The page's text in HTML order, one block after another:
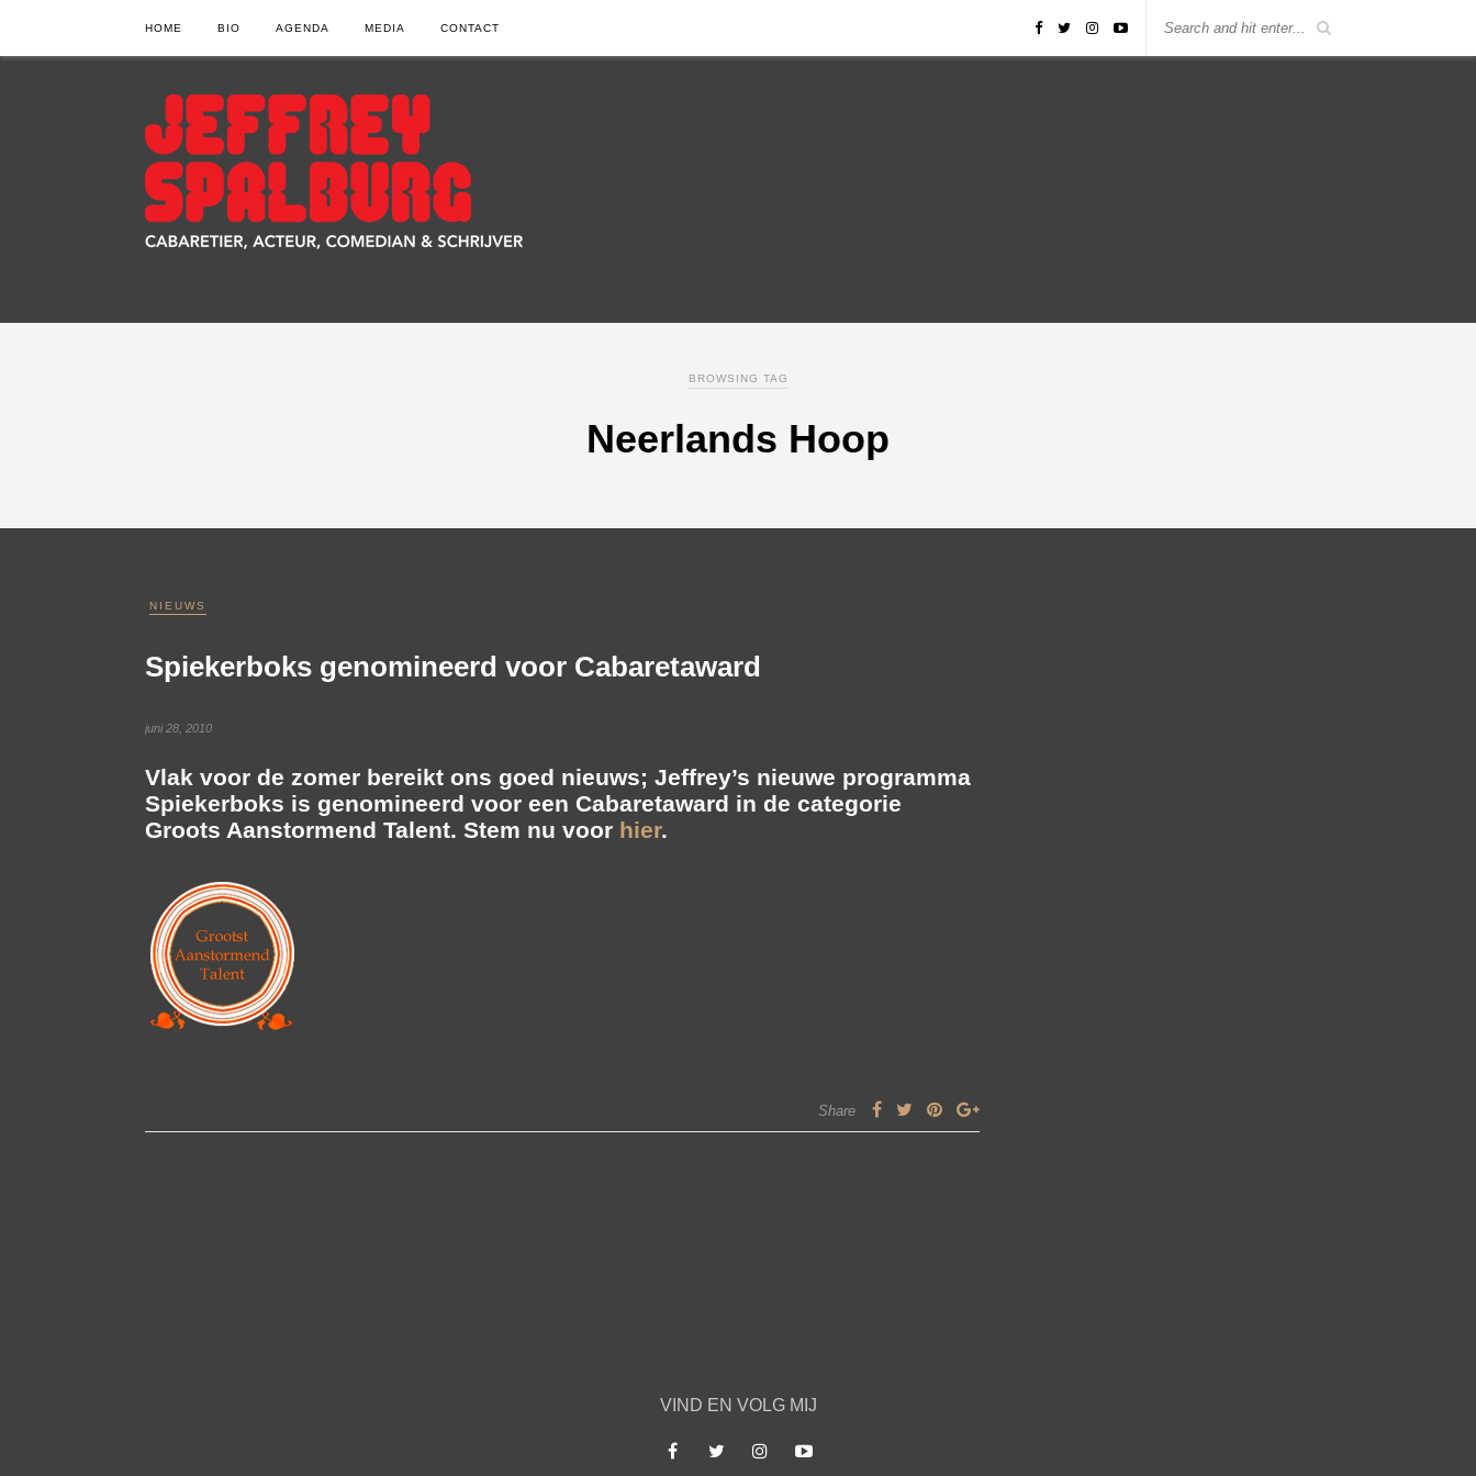
HOME BIO AGENDA MEDIA CONTACT
BROWSING TAG
Neerlands Hoop
NIEUWS
Spiekerboks genomineerd voor Cabaretaward
juni 28, 2010
Vlak voor de zomer bereikt ons goed nieuws; Jeffrey’s nieuwe programma
Spiekerboks is genomineerd voor een Cabaretaward in de categorie
Groots Aanstormend Talent. Stem nu voor hier.
Share
VIND EN VOLG MIJ